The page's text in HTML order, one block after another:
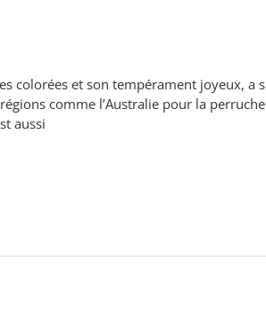
colorées et son tempérament joyeux,
comme l’Australie pour la
aussi